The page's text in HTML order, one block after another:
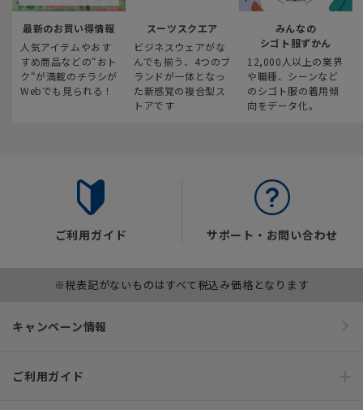
最新のお買い得情報
人気アイテムやおす
すめ商品などの“おト
ク“が満載のチラシが
Webでも見られる！
スーツスクエア
ビジネスウェアがな
んでも揃う、4つのブ
ランドが一体となっ
た新感覚の複合型ス
トアです
みんなの
シゴト服ずかん
12,000人以上の業界
や職種、シーンなど
のシゴト服の着用傾
向をデータ化。
ご利用ガイド サポート・お問い合わせ
※税表記がないものはすべて税込み価格となります
キャンペーン情報
ご利用ガイド